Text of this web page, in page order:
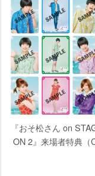
『おそ松さん on
ON 2』来場者特典（